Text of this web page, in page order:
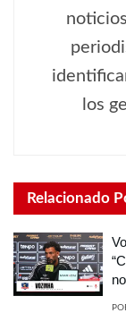
los
Relacionado